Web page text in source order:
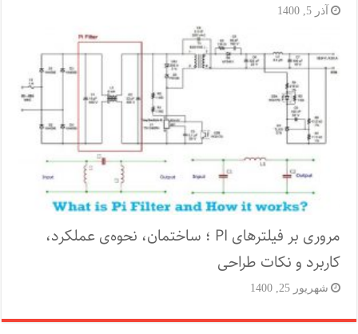
آذر 5, 1400
مروری بر فیلترهای PI ؛ ساختمان، نحوه‌ی عملکرد،
کاربرد و نکات طراحی
شهریور 25, 1400